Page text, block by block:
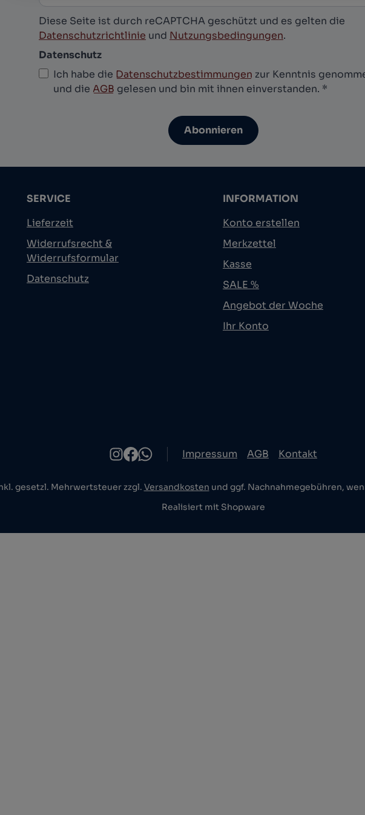
Diese Seite ist durch reCAPTCHA geschützt und es gelten die
Datenschutzrichtlinie und Nutzungsbedingungen.
Datenschutz
Ich habe die Datenschutzbestimmungen zur Kenntnis
und die AGB gelesen und bin mit ihnen einverstanden. *
Abonnieren
SERVICE
Lieferzeit
Widerrufsrecht &
Widerrufsformular
Datenschutz
INFORMATION
Konto erstellen
Merkzettel
Kasse
SALE %
Angebot der Woche
Ihr Konto
Impressum AGB Kontakt
gesetzl. Mehrwertsteuer zzgl. Versandkosten und ggf. Nachnahmegebühren,
Realisiert mit Shopware